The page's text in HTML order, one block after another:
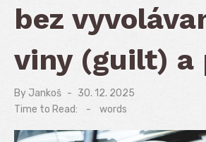
bez
viny (guilt) a
By Jankoš
Posted
30. 12. 2025
Time to Read:
- words